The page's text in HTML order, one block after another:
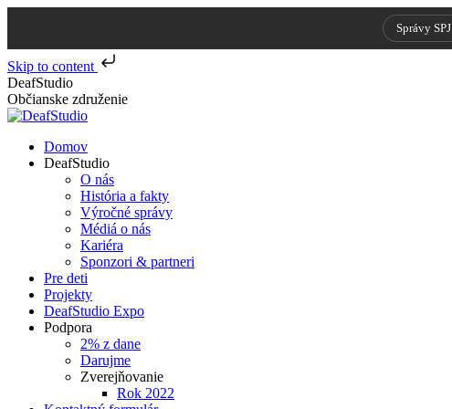
Správy SPJ
Skip to content
Skip
to
content
DeafStudio
Občianske združenie
Domov
DeafStudio
O nás
História a fakty
Výročné správy
Médiá o nás
Kariéra
Sponzori & partneri
Pre deti
Projekty
DeafStudio Expo
Podpora
2% z dane
Darujme
Zverejňovanie
Rok 2022